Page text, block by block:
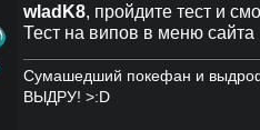
wladK8, пройдите тест и
Тест на випов в меню
Сумашедший покефан и
ВЫДРУ! >:D